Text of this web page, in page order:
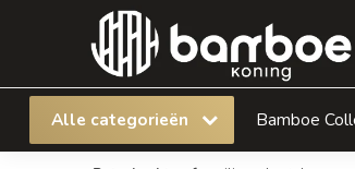
Alle categorieën Bamboe
Tafel 40 cm - taupe